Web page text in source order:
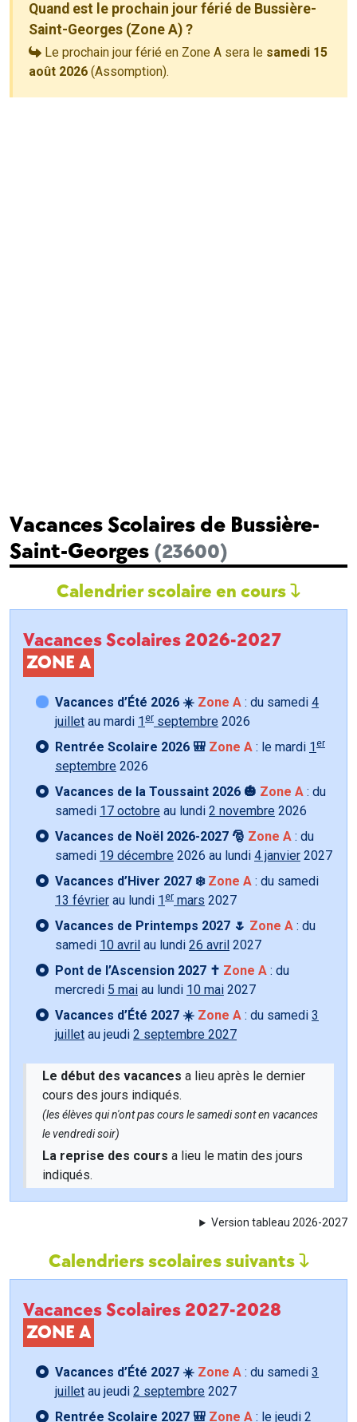
Quand est le prochain jour férié de Bussière-
Saint-Georges (Zone A) ?
Le prochain jour férié en Zone A sera le samedi 15
août 2026 (Assomption).
Vacances Scolaires de Bussière-
Saint-Georges (23600)
Calendrier scolaire en cours
Vacances Scolaires 2026-2027
ZONE A
Vacances d’Été 2026 ☀️ Zone A : du samedi 4
juillet au mardi 1 er septembre 2026
Rentrée Scolaire 2026 🎒 Zone A : le mardi 1 er
septembre 2026
Vacances de la Toussaint 2026 🎃 Zone A : du
samedi 17 octobre au lundi 2 novembre 2026
Vacances de Noël 2026-2027 🎅 Zone A : du
samedi 19 décembre 2026 au lundi 4 janvier 2027
Vacances d’Hiver 2027 ❄️ Zone A : du samedi
13 février au lundi 1 er mars 2027
Vacances de Printemps 2027 🌷 Zone A : du
samedi 10 avril au lundi 26 avril 2027
Pont de l’Ascension 2027 ✝️ Zone A : du
mercredi 5 mai au lundi 10 mai 2027
Vacances d’Été 2027 ☀️ Zone A : du samedi 3
juillet au jeudi 2 septembre 2027
Le début des vacances a lieu après le dernier
cours des jours indiqués.
(les élèves qui n'ont pas cours le samedi sont en vacances
le vendredi soir)
La reprise des cours a lieu le matin des jours
indiqués.
Version tableau 2026-2027
Calendriers scolaires suivants
Vacances Scolaires 2027-2028
ZONE A
Vacances d’Été 2027 ☀️ Zone A : du samedi 3
juillet au jeudi 2 septembre 2027
Rentrée Scolaire 2027 🎒 Zone A : le jeudi 2